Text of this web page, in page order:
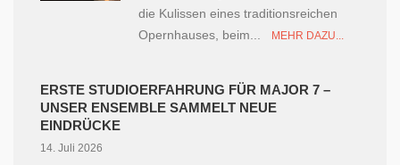
die Kulissen eines traditionsreichen
Opernhauses, beim...
MEHR DAZU...
ERSTE STUDIOERFAHRUNG FÜR MAJOR 7 –
UNSER ENSEMBLE SAMMELT NEUE
EINDRÜCKE
14. Juli 2026